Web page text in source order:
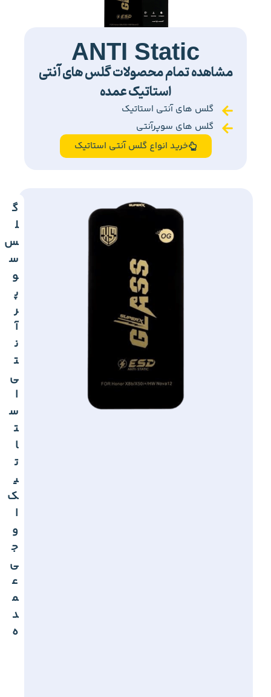
ANTI Static
مشاهده تمام محصولات گلس های آنتی
استاتیک عمده
گلس های آنتی استاتیک
گلس های سوپرآنتی
خرید انواع گلس آنتی استاتیک
گ
ل
س
س
و
پ
ر
آ
ن
ت
ی
ا
س
ت
ا
ت
ی
ک
ا
و
ج
ی
ع
م
د
ه